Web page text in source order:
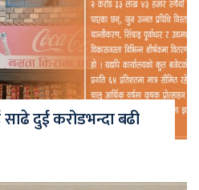
दुई करोडभन्दा बढी